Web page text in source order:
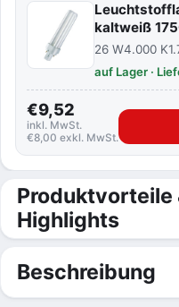
kaltweiß
26 W4.000 K
auf Lager ·
€9,52
inkl. MwSt.
€8,00 exkl. MwSt.
Produktvorteile
Highlights
Beschreibung